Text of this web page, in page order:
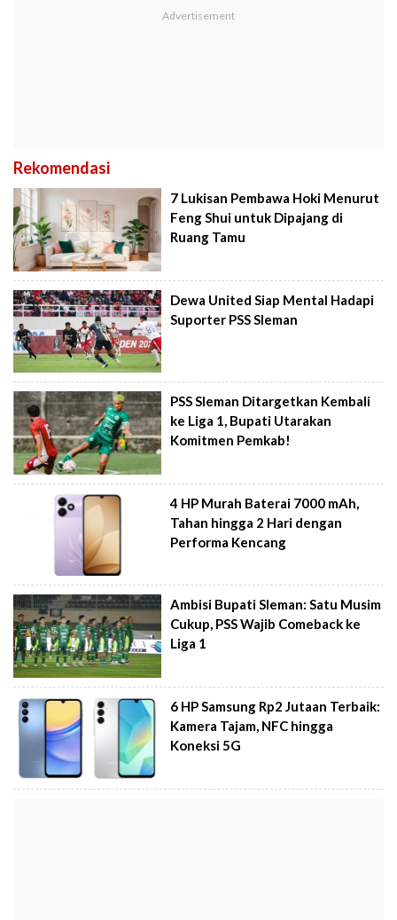
Rekomendasi
7 Lukisan Pembawa Hoki Menurut
Feng Shui untuk Dipajang di
Ruang Tamu
Dewa United Siap Mental Hadapi
Suporter PSS Sleman
PSS Sleman Ditargetkan Kembali
ke Liga 1, Bupati Utarakan
Komitmen Pemkab!
4 HP Murah Baterai 7000 mAh,
Tahan hingga 2 Hari dengan
Performa Kencang
Ambisi Bupati Sleman: Satu Musim
Cukup, PSS Wajib Comeback ke
Liga 1
6 HP Samsung Rp2 Jutaan Terbaik:
Kamera Tajam, NFC hingga
Koneksi 5G